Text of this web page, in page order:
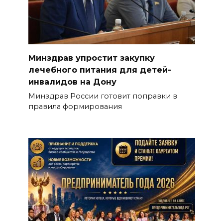
Минздрав упростит закупку
лечебного питания для детей-
инвалидов на Дону
Минздрав России готовит поправки в
правила формирования